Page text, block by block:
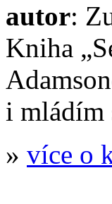
autor:
Kniha
i
» více o